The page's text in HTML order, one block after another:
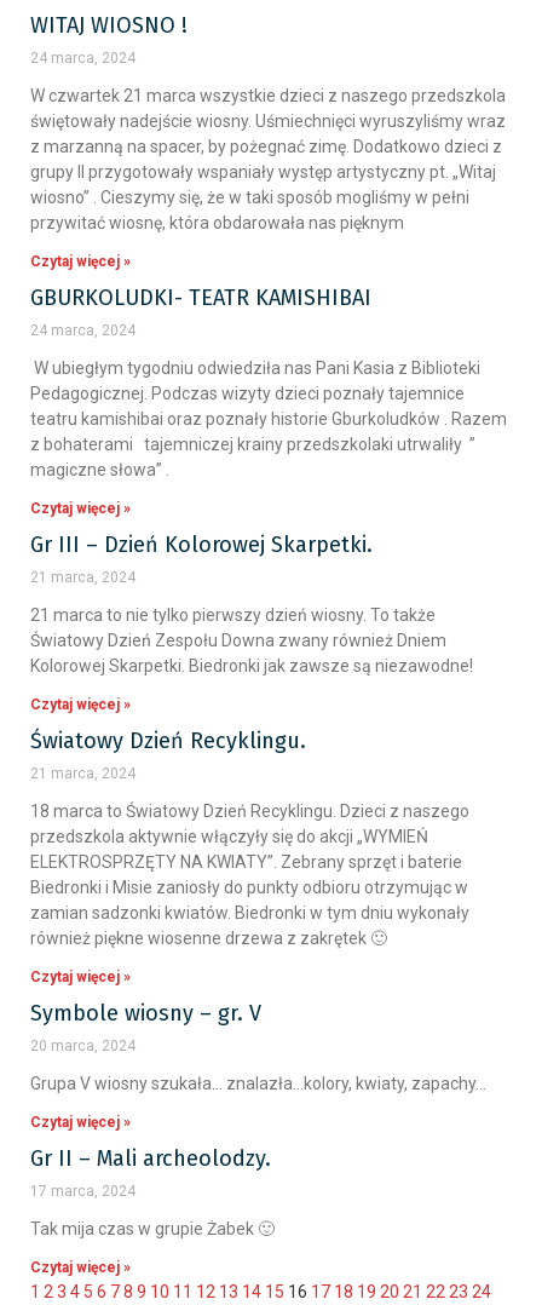
WITAJ WIOSNO !
24 marca, 2024
W czwartek 21 marca wszystkie dzieci z naszego przedszkola
świętowały nadejście wiosny. Uśmiechnięci wyruszyliśmy wraz
z marzanną na spacer, by pożegnać zimę. Dodatkowo dzieci z
grupy II przygotowały wspaniały występ artystyczny pt. „Witaj
wiosno” . Cieszymy się, że w taki sposób mogliśmy w pełni
przywitać wiosnę, która obdarowała nas pięknym
Czytaj więcej »
GBURKOLUDKI- TEATR KAMISHIBAI
24 marca, 2024
W ubiegłym tygodniu odwiedziła nas Pani Kasia z Biblioteki
Pedagogicznej. Podczas wizyty dzieci poznały tajemnice
teatru kamishibai oraz poznały historie Gburkoludków . Razem
z bohaterami tajemniczej krainy przedszkolaki utrwaliły ”
magiczne słowa” .
Czytaj więcej »
Gr III – Dzień Kolorowej Skarpetki.
21 marca, 2024
21 marca to nie tylko pierwszy dzień wiosny. To także
Światowy Dzień Zespołu Downa zwany również Dniem
Kolorowej Skarpetki. Biedronki jak zawsze są niezawodne!
Czytaj więcej »
Światowy Dzień Recyklingu.
21 marca, 2024
18 marca to Światowy Dzień Recyklingu. Dzieci z naszego
przedszkola aktywnie włączyły się do akcji „WYMIEŃ
ELEKTROSPRZĘTY NA KWIATY”. Zebrany sprzęt i baterie
Biedronki i Misie zaniosły do punkty odbioru otrzymując w
zamian sadzonki kwiatów. Biedronki w tym dniu wykonały
również piękne wiosenne drzewa z zakrętek 🙂
Czytaj więcej »
Symbole wiosny – gr. V
20 marca, 2024
Grupa V wiosny szukała… znalazła…kolory, kwiaty, zapachy…
Czytaj więcej »
Gr II – Mali archeolodzy.
17 marca, 2024
Tak mija czas w grupie Żabek 🙂
Czytaj więcej »
1 2 3 4 5 6 78 9 10 11 12 13 14 15 16 17 18 19 20 21 22 23 24